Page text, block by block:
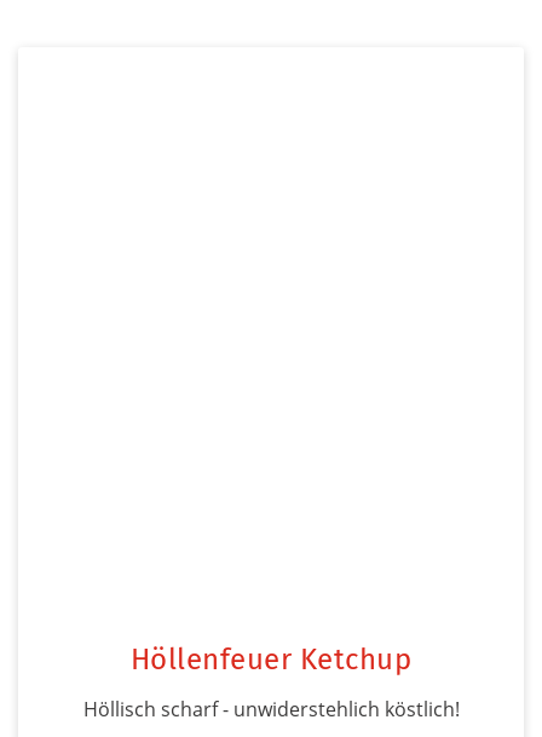
Höllenfeuer Ketchup
Höllisch scharf - unwiderstehlich köstlich!